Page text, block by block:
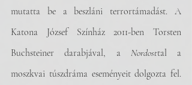
mutatta be a beszláni terrortámadást. A
Katona József Színház 2011-ben Torsten
Buchsteiner darabjával, a Nordosttal a
moszkvai túszdráma eseményeit dolgozta fel.